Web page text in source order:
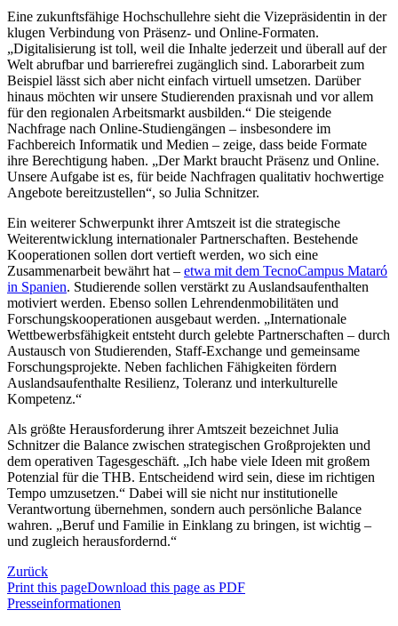
Eine zukunftsfähige Hochschullehre sieht die Vizepräsidentin in der
klugen Verbindung von Präsenz- und Online-Formaten.
„Digitalisierung ist toll, weil die Inhalte jederzeit und überall auf der
Welt abrufbar und barrierefrei zugänglich sind. Laborarbeit zum
Beispiel lässt sich aber nicht einfach virtuell umsetzen. Darüber
hinaus möchten wir unsere Studierenden praxisnah und vor allem
für den regionalen Arbeitsmarkt ausbilden.“ Die steigende
Nachfrage nach Online-Studiengängen – insbesondere im
Fachbereich Informatik und Medien – zeige, dass beide Formate
ihre Berechtigung haben. „Der Markt braucht Präsenz und Online.
Unsere Aufgabe ist es, für beide Nachfragen qualitativ hochwertige
Angebote bereitzustellen“, so Julia Schnitzer.
Ein weiterer Schwerpunkt ihrer Amtszeit ist die strategische
Weiterentwicklung internationaler Partnerschaften. Bestehende
Kooperationen sollen dort vertieft werden, wo sich eine
Zusammenarbeit bewährt hat – etwa mit dem TecnoCampus Mataró
in Spanien. Studierende sollen verstärkt zu Auslandsaufenthalten
motiviert werden. Ebenso sollen Lehrendenmobilitäten und
Forschungskooperationen ausgebaut werden. „Internationale
Wettbewerbsfähigkeit entsteht durch gelebte Partnerschaften – durch
Austausch von Studierenden, Staff-Exchange und gemeinsame
Forschungsprojekte. Neben fachlichen Fähigkeiten fördern
Auslandsaufenthalte Resilienz, Toleranz und interkulturelle
Kompetenz.“
Als größte Herausforderung ihrer Amtszeit bezeichnet Julia
Schnitzer die Balance zwischen strategischen Großprojekten und
dem operativen Tagesgeschäft. „Ich habe viele Ideen mit großem
Potenzial für die THB. Entscheidend wird sein, diese im richtigen
Tempo umzusetzen.“ Dabei will sie nicht nur institutionelle
Verantwortung übernehmen, sondern auch persönliche Balance
wahren. „Beruf und Familie in Einklang zu bringen, ist wichtig –
und zugleich herausfordernd.“
Zurück
Print this pageDownload this page as PDF
Presseinformationen